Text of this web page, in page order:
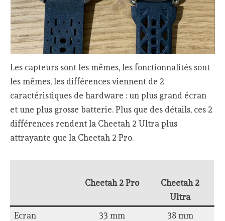
Les capteurs sont les mêmes, les fonctionnalités sont
les mêmes, les différences viennent de 2
caractéristiques de hardware : un plus grand écran
et une plus grosse batterie. Plus que des détails, ces 2
différences rendent la Cheetah 2 Ultra plus
attrayante que la Cheetah 2 Pro.
Cheetah 2 Pro
Cheetah 2
Ultra
Ecran
33 mm
38 mm